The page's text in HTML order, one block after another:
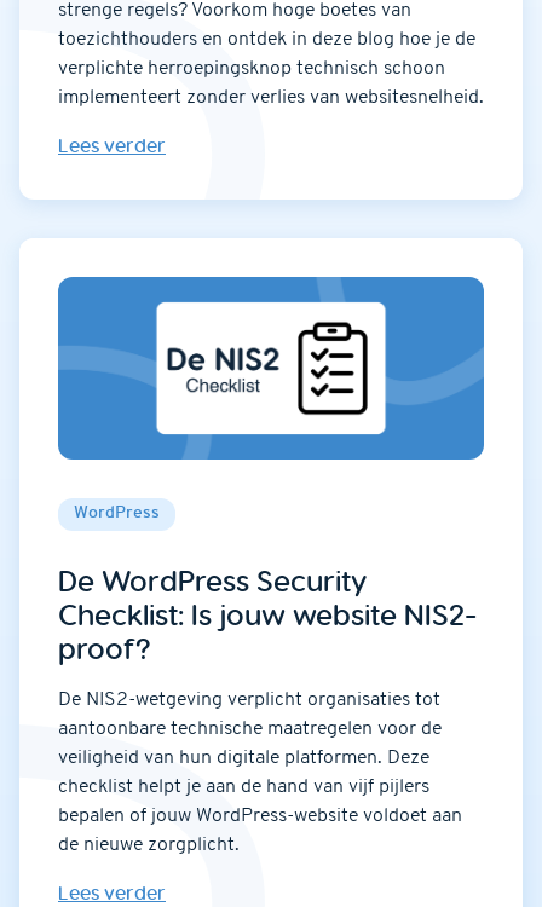
strenge regels? Voorkom hoge boetes van
toezichthouders en ontdek in deze blog hoe je de
verplichte herroepingsknop technisch schoon
implementeert zonder verlies van websitesnelheid.
Lees verder
WordPress
De WordPress Security
Checklist: Is jouw website NIS2-
proof?
De NIS2-wetgeving verplicht organisaties tot
aantoonbare technische maatregelen voor de
veiligheid van hun digitale platformen. Deze
checklist helpt je aan de hand van vijf pijlers
bepalen of jouw WordPress-website voldoet aan
de nieuwe zorgplicht.
Lees verder